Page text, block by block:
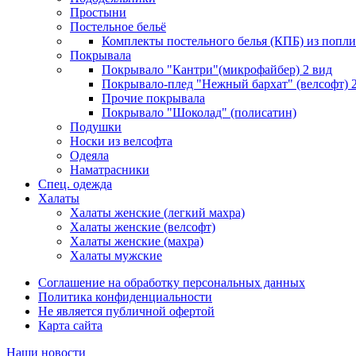
Простыни
Постельное бельё
Комплекты постельного белья (КПБ) из
Покрывала
Покрывало "Кантри"(микрофайбер) 2 вид
Покрывало-плед "Нежный бархат" (велсофт)
Прочие покрывала
Покрывало "Шоколад" (полисатин)
Подушки
Носки из велсофта
Одеяла
Наматрасники
Спец. одежда
Халаты
Халаты женские (легкий махра)
Халаты женские (велсофт)
Халаты женские (махра)
Халаты мужские
Соглашение на обработку персональных данных
Политика конфиденциальности
Не является публичной офертой
Карта сайта
Наши новости